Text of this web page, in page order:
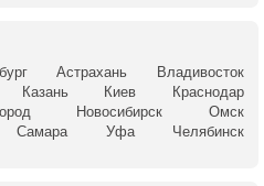
Астрахань
Владивосток
Казань Киев
Краснодар
Новосибирск
Омск
Самара Уфа
Челябинск